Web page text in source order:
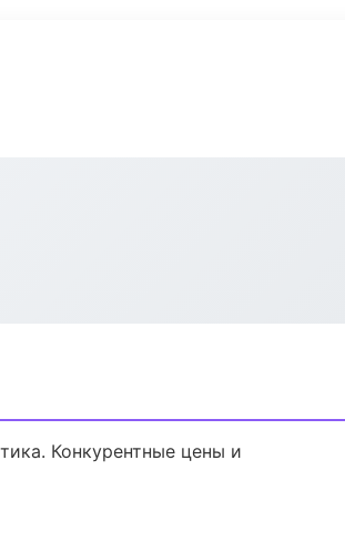
Конкурентные цены и